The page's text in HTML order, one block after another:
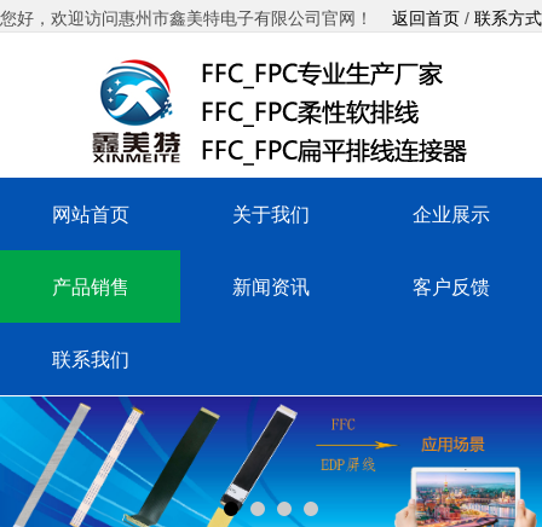
您好，欢迎访问惠州市鑫美特电子有限公司官网！ 返回首页 / 联系方式
网站首页 关于我们 企业展示
产品销售 新闻资讯 客户反馈
联系我们